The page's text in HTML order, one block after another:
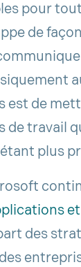
pour
de
est de
de travail
plus
des